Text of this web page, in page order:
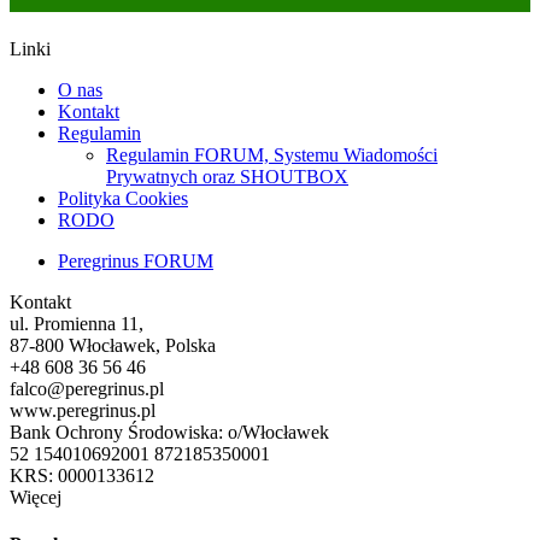
Linki
O nas
Kontakt
Regulamin
Regulamin FORUM, Systemu Wiadomości
Prywatnych oraz SHOUTBOX
Polityka Cookies
RODO
Peregrinus FORUM
Kontakt
ul. Promienna 11,
87-800 Włocławek, Polska
+48 608 36 56 46
falco@peregrinus.pl
www.peregrinus.pl
Bank Ochrony Środowiska: o/Włocławek
52 154010692001 872185350001
KRS: 0000133612
Więcej